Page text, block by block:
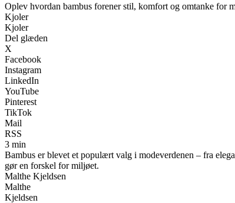
Oplev hvordan bambus forener stil, komfort og omtanke for
Kjoler
Kjoler
Del glæden
X
Facebook
Instagram
LinkedIn
YouTube
Pinterest
TikTok
Mail
RSS
3 min
Bambus er blevet et populært valg i modeverdenen – fra
gør en forskel for miljøet.
Malthe Kjeldsen
Malthe
Kjeldsen